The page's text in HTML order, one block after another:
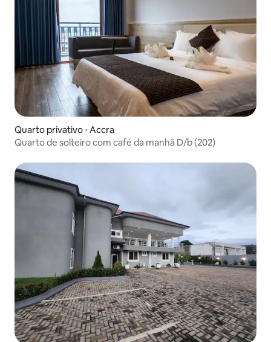
Quarto privativo ⋅ Accra
Quarto de solteiro com café da manhã D/b (202)